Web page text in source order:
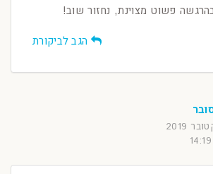
פשוט מצוינת, נחזור שוב!
הגב לביקורת